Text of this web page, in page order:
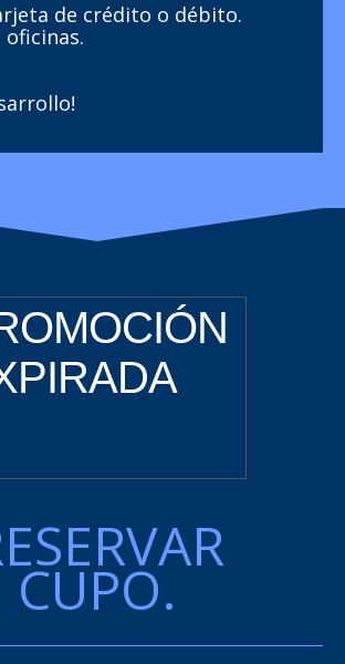
de crédito o débito.
oficinas.
CUPO.